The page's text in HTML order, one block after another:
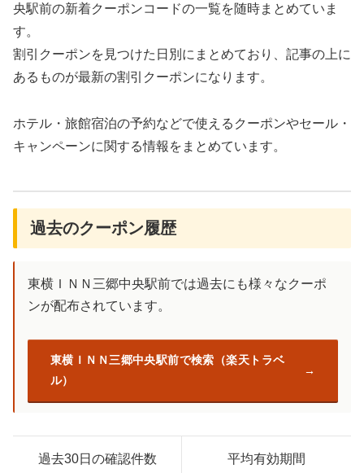
央駅前の新着クーポンコードの一覧を随時まとめていま
す。
割引クーポンを見つけた日別にまとめており、記事の上に
あるものが最新の割引クーポンになります。
ホテル・旅館宿泊の予約などで使えるクーポンやセール・
キャンペーンに関する情報をまとめています。
過去のクーポン履歴
東横ＩＮＮ三郷中央駅前では過去にも様々なクーポ
ンが配布されています。
東横ＩＮＮ三郷中央駅前で検索（楽天トラベ
ル）
過去30日の確認件数
平均有効期間